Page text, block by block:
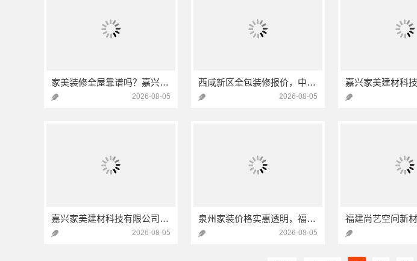
家美装修全屋靠谱吗？嘉兴家美建材科技有限公司专业解答
2026-08-05
西咸新区全包装修报价，中蓝建投（北京）建设有限公司武功分公司透明公正
2026-08-05
嘉兴家美建材科技有限公司家美装修全屋靠谱，一站式省心服务
2026-08-05
泉州家装价格实惠透明，福建尚艺空间新材料科技有限公司
2026-08-05